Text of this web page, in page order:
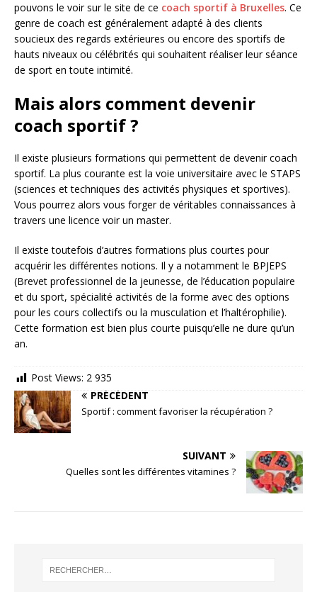
pouvons le voir sur le site de ce coach sportif à Bruxelles. Ce
genre de coach est généralement adapté à des clients
soucieux des regards extérieures ou encore des sportifs de
hauts niveaux ou célébrités qui souhaitent réaliser leur séance
de sport en toute intimité.
Mais alors comment devenir
coach sportif ?
Il existe plusieurs formations qui permettent de devenir coach
sportif. La plus courante est la voie universitaire avec le STAPS
(sciences et techniques des activités physiques et sportives).
Vous pourrez alors vous forger de véritables connaissances à
travers une licence voir un master.
Il existe toutefois d’autres formations plus courtes pour
acquérir les différentes notions. Il y a notamment le BPJEPS
(Brevet professionnel de la jeunesse, de l’éducation populaire
et du sport, spécialité activités de la forme avec des options
pour les cours collectifs ou la musculation et l’haltérophilie).
Cette formation est bien plus courte puisqu’elle ne dure qu’un
an.
Post Views: 2 935
PRÉCÉDENT
Sportif : comment favoriser la récupération ?
SUIVANT
Quelles sont les différentes vitamines ?